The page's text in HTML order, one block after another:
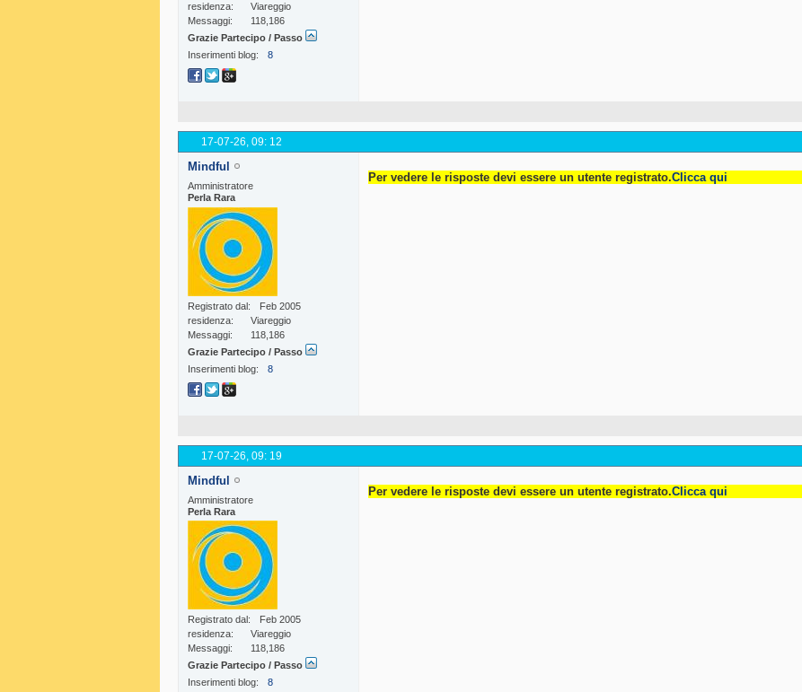
residenza
Viareggio
Messaggi
118,186
Grazie Partecipo / Passo
Inserimenti blog
8
17-07-26, 09: 12
Mindful
Amministratore
Perla Rara
Registrato dal
Feb 2005
residenza
Viareggio
Messaggi
118,186
Grazie Partecipo / Passo
Inserimenti blog
8
Per vedere le risposte devi essere un utente registrato.Clicca qui
17-07-26, 09: 19
Mindful
Amministratore
Perla Rara
Registrato dal
Feb 2005
residenza
Viareggio
Messaggi
118,186
Grazie Partecipo / Passo
Inserimenti blog
8
Per vedere le risposte devi essere un utente registrato.Clicca qui